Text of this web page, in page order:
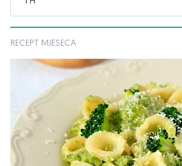
RECEPT MJESECA